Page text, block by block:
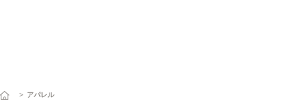
> アパレル